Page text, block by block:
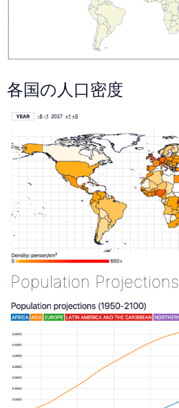
各国の人口密度
Population Projections